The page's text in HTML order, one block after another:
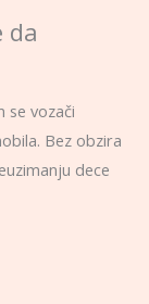
da
se vozači
Bez obzira
dece